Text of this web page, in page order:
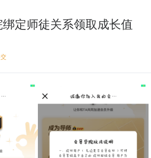
定师徒关系领取成长值